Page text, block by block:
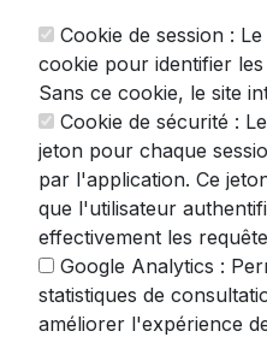
crépitement de la
ASMR favoris
bien pendant votre
Dotés de la
écouteurs offrent
stable avec tous vos
appairage
manipulation
simplement de leur
compact, et ils se
Cookie de session :
cookie pour identifier
Sans ce cookie, le site
Cookie de sécurité :
jeton pour chaque
par l'application. Ce
que l'utilisateur
effectivement les
Google Analytics :
statistiques de
améliorer l'expérience